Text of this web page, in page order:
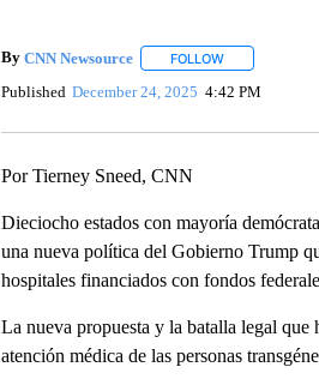
By CNN Newsource FOLLOWFOLLOW "" TO
Published December 24, 2025 4:42 PM
Por Tierney Sneed, CNN
Dieciocho estados con mayoría
una nueva política del Gobierno Trump
hospitales financiados con fondos
La nueva propuesta y la batalla legal
atención médica de las personas